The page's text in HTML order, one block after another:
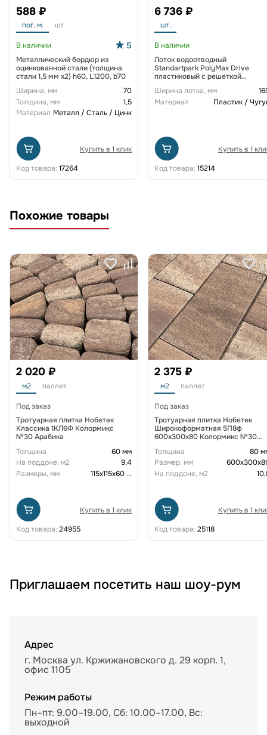
588 ₽
пог. м. шт
В наличии 5
Металлический бордюр из
оцинкованной стали (толщина
стали 1,5 мм x2) h60, L1200, b70
Ширина, мм
70
Толщина, мм
1,5
Материал Металл / Сталь / Цинк
Купить в 1 клик
Код товара: 17264
6 736 ₽
шт.
В наличии
Лоток водоотводный
Standartpark PolyMax Drive
пластиковый с решеткой
(комплект) 0805034-М
Ширина лотка, мм
Материал
Пластик /
Купить в 1
Код товара: 15214
Похожие товары
2 020 ₽
м2 паллет
Под заказ
Тротуарная плитка Нобетек
Классика 1КЛ6Ф Колормикс
№30 Арабика
Толщина
60 мм
На поддоне, м2
9,4
Размеры, мм
115х115х60...
Купить в 1 клик
Код товара: 24955
2 375 ₽
м2 паллет
Под заказ
Тротуарная плитка Нобетек
Широкоформатная 5П8ф
600x300x80 Колормикс №30
Толщина
80
Размер, мм
На поддоне, м2
Купить в 1
Код товара: 25118
Приглашаем посетить наш шоу-рум
Адрес
г. Москва ул. Кржижановского д. 29 корп. 1,
офис 1105
Режим работы
Пн–пт: 9.00–19.00, Сб: 10.00–17.00, Вс:
выходной